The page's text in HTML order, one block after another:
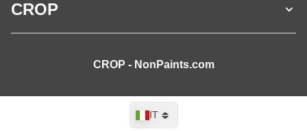
CROP
CROP - NonPaints.com
Lingua
IT